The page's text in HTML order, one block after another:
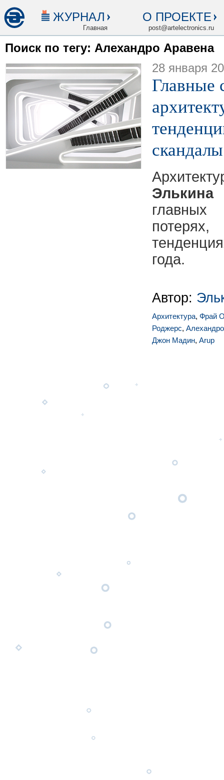
ЖУРНАЛ
Главная
О ПРОЕКТЕ
post@artelectronics.ru
Поиск по тегу: Алехандро Аравена
28 января
Главные
скандалы
Элькина
года.
Автор:
Архитектура, Фрай
Роджерс,
Джон Мадин, Arup